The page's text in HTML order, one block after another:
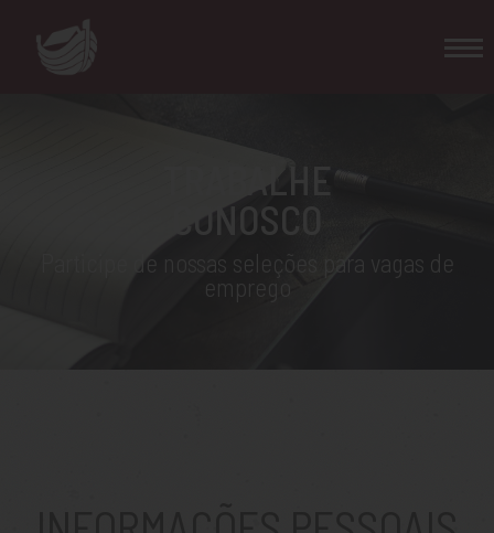
TRABALHE
CONOSCO
Participe de nossas seleções para vagas de
emprego